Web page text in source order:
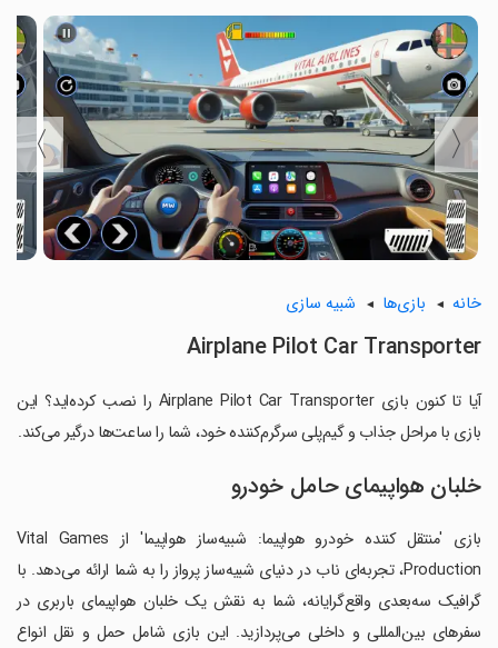
〈
〉
خانه بازی‌ها شبیه سازی
Airplane Pilot Car Transporter
آیا تا کنون بازی Airplane Pilot Car Transporter را نصب کرده‌اید؟ این
بازی با مراحل جذاب و گیم‌پلی سرگرم‌کننده خود، شما را ساعت‌ها درگیر می‌کند.
خلبان هواپیمای حامل خودرو
بازی 'منتقل کننده خودرو هواپیما: شبیه‌ساز هواپیما' از Vital Games
Production، تجربه‌ای ناب در دنیای شبیه‌ساز پرواز را به شما ارائه می‌دهد. با
گرافیک سه‌بعدی واقع‌گرایانه، شما به نقش یک خلبان هواپیمای باربری در
سفرهای بین‌المللی و داخلی می‌پردازید. این بازی شامل حمل و نقل انواع